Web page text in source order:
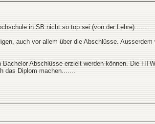
in SB nicht so top sei (von der Lehre).......
auch vor allem über die Abschlüsse.
Abschlüsse erzielt werden können. Die
das Diplom machen.......